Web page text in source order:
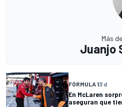
Más de
Juanjo
FÓRMULA 13 d
En McLaren
aseguran que